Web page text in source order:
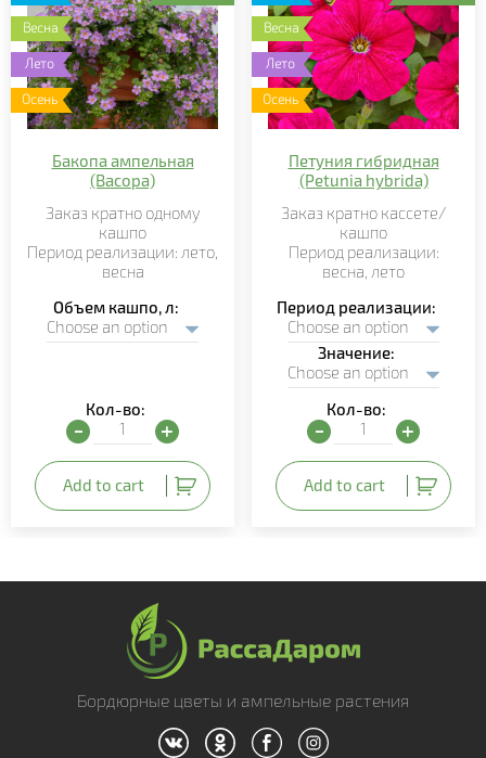
Весна
Лето
Осень
Бакопа ампельная
(Bacopa)
Заказ кратно одному
кашпо
Период реализации: лето,
весна
Объем кашпо, л
Кол-во:
Бакопа ампельная (Bacopa) quantity
Add to cart
Весна
Лето
Осень
Петуния гибридная
(Petunia hybrida)
Заказ кратно кассете/
кашпо
Период реализации:
весна, лето
Период реализации
Значение
Кол-во:
Петуния гибридная
Add to cart
Бордюрные цветы и ампельные растения